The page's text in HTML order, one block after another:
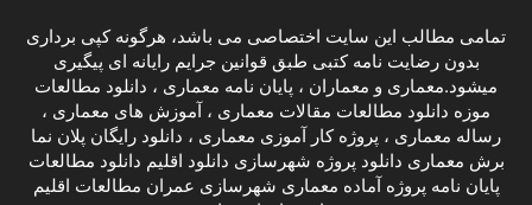
تمامی مطالب این سایت اختصاصی می باشد، هرگونه کپی برداری
بدون رضایت نامه کتبی طبق قوانین جرایم رایانه ای پیگیری
میشود.معماری و معماران ، پایان نامه معماری ، دانلود مطالعات
موزه دانلود مطالعات مقالات معماری ، آموزش های معماری ،
رساله معماری ، پروژه کار آموزی معماری ، دانلود رایگان پلان نما
برش معماری دانلود پروژه شهرسازی دانلود اقلیم دانلود مطالعات
پایان نامه پروژه آماده معماری شهرسازی عمران مطالعات اقلیم